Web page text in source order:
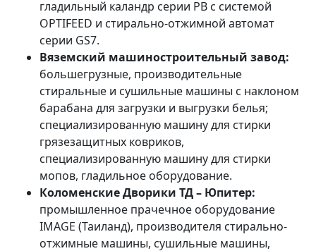
гладильный каландр серии PB c системой
OPTIFEED и стирально-отжимной автомат
серии GS7.
Вяземский машиностроительный завод:
большегрузные, производительные
стиральные и сушильные машины с наклоном
барабана для загрузки и выгрузки белья;
специализированную машину для стирки
грязезащитных ковриков,
специализированную машину для стирки
мопов, гладильное оборудование.
Коломенские Дворики ТД – Юпитер:
промышленное прачечное оборудование
IMAGE (Таиланд), производителя стирально-
отжимные машины, сушильные машины,